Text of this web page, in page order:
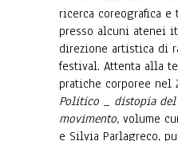
ricerca coreografica
presso alcuni atenei
direzione artistica di
festival. Attenta alla
pratiche corporee nel
Politico _ distopia
movimento, volume
e Silvia Parlagreco,